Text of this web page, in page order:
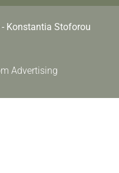
Konstantia Stoforou
Advertising